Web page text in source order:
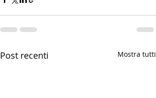
Post recenti Mostra tutti